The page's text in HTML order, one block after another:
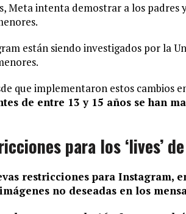
Meta intenta demostrar a los padres
están siendo investigados por la
que implementaron estos cambios
de entre 13 y 15 años se han
para los ‘lives’
restricciones para Instagram,
no deseadas en los